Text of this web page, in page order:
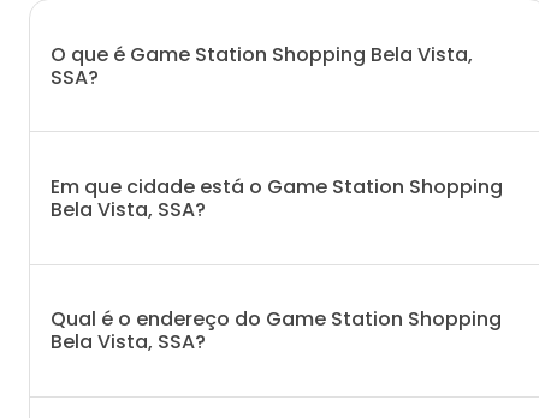
O que é Game Station Shopping Bela Vista,
SSA?
Em que cidade está o Game Station Shopping
Bela Vista, SSA?
Qual é o endereço do Game Station Shopping
Bela Vista, SSA?